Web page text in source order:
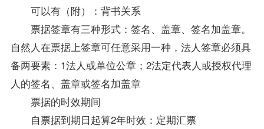
可以有（附）：背书关系
票据签章有三种形式：签名、盖章、签名加盖章。
自然人在票据上签章可任意采用一种，法人签章必须具
备两要素：1法人或单位公章；2法定代表人或授权代理
人的签名、盖章或签名加盖章
票据的时效期间
自票据到期日起算2年时效：定期汇票